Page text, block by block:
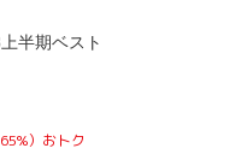
半期ベスト
）おトク